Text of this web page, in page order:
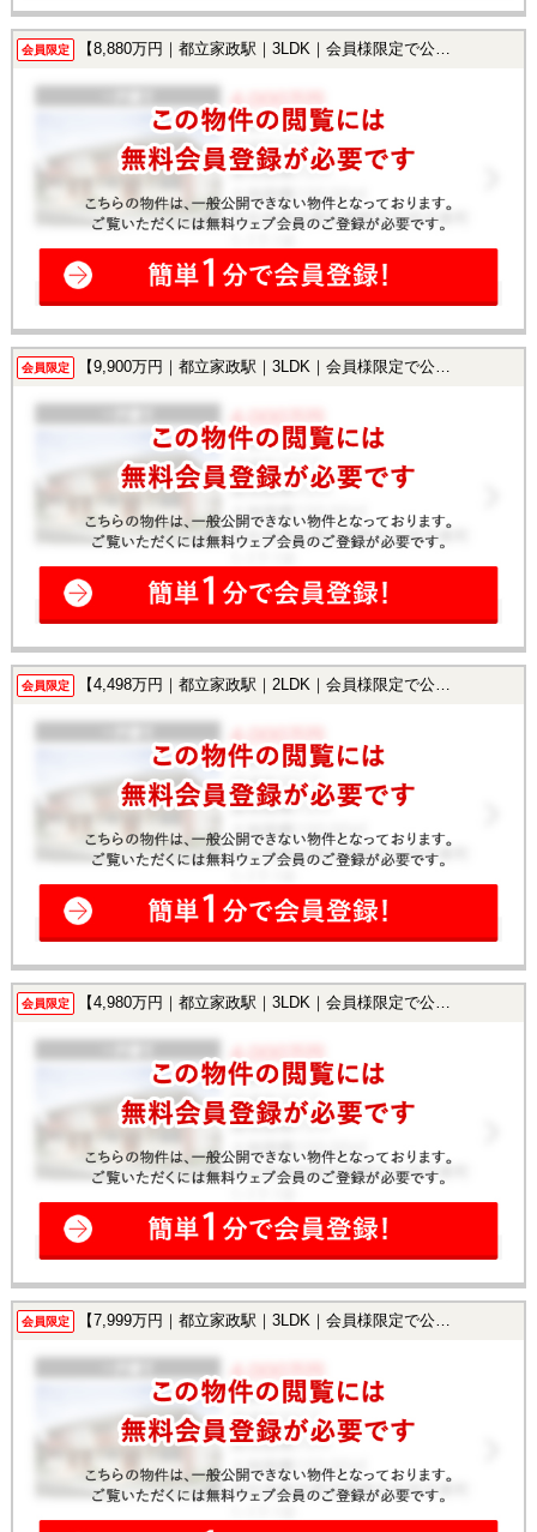
会員限定 【8,880万円｜都立家政駅｜3LDK｜会員様限定で公開中！】
会員限定 【9,900万円｜都立家政駅｜3LDK｜会員様限定で公開中！】
会員限定 【4,498万円｜都立家政駅｜2LDK｜会員様限定で公開中！】
会員限定 【4,980万円｜都立家政駅｜3LDK｜会員様限定で公開中！】
会員限定 【7,999万円｜都立家政駅｜3LDK｜会員様限定で公開中！】